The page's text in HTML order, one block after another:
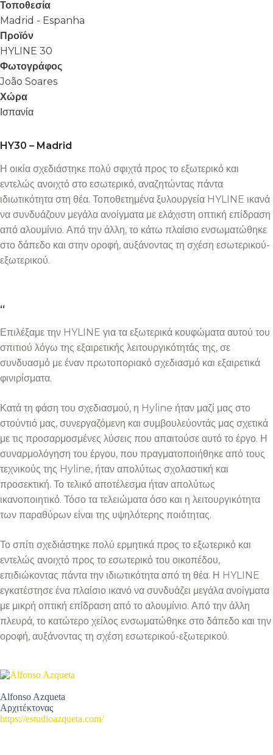
Τοποθεσία
Madrid - Espanha
Προϊόν
HYLINE 30
Φωτογράφος
João Soares
Χώρα
Ισπανία
HY30 – Madrid
Η οικία σχεδιάστηκε πολύ σφιχτά προς το εξωτερικό και
εντελώς ανοιχτό στο εσωτερικό, αναζητώντας πάντα
ιδιωτικότητα στη θέα. Τοποθετημένα ξυλουργεία HYLINE ικανά
να συνδυάζουν μεγάλα ανοίγματα με ελάχιστη οπτική επίδραση
από αλουμίνιο. Από την άλλη, το κάτω πλαίσιο ενσωματώθηκε
στο δάπεδο και στην οροφή, αυξάνοντας τη σχέση εσωτερικού-
εξωτερικού.
“
Επιλέξαμε την HYLINE για τα εξωτερικά κουφώματα αυτού του
σπιτιού λόγω της εξαιρετικής λειτουργικότητάς της, σε
συνδυασμό με έναν πρωτοποριακό σχεδιασμό και εξαιρετικά
φινιρίσματα.
Κατά τη φάση του σχεδιασμού, η Hyline ήταν μαζί μας στο
στούντιό μας, συνεργαζόμενη και συμβουλεύοντάς μας σχετικά
με τις προσαρμοσμένες λύσεις που απαιτούσε αυτό το έργο. Η
συναρμολόγηση του έργου, που πραγματοποιήθηκε από τους
τεχνικούς της Hyline, ήταν απολύτως σχολαστική και
προσεκτική. Το τελικό αποτέλεσμα ήταν απολύτως
ικανοποιητικό. Τόσο τα τελειώματα όσο και η λειτουργικότητα
των παραθύρων είναι της υψηλότερης ποιότητας.
Το σπίτι σχεδιάστηκε πολύ ερμητικά προς το εξωτερικό και
εντελώς ανοιχτό προς το εσωτερικό του οικοπέδου,
επιδιώκοντας πάντα την ιδιωτικότητα από τη θέα. Η HYLINE
εγκατέστησε ένα πλαίσιο ικανό να συνδυάζει μεγάλα ανοίγματα
με μικρή οπτική επίδραση από το αλουμίνιο. Από την άλλη
πλευρά, το κατώτερο χείλος ενσωματώθηκε στο δάπεδο και την
οροφή, αυξάνοντας τη σχέση εσωτερικού-εξωτερικού.
Alfonso Azqueta
Αρχιτέκτονας
https://estudioazqueta.com/